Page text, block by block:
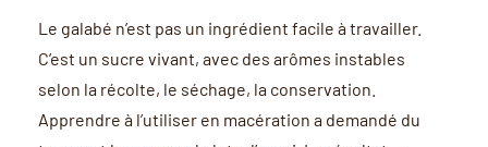
Le galabé n’est pas un ingrédient facile à travailler.
C’est un sucre vivant, avec des arômes instables
selon la récolte, le séchage, la conservation.
Apprendre à l’utiliser en macération a demandé du